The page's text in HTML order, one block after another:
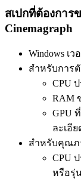
สเปกที่ต้องการ
Cinemagraph
Windows เ
สำหรับการ
CPU
RAM
GPU
ละเอีย
สำหรับคุณภ
CPU
หรือรุ่